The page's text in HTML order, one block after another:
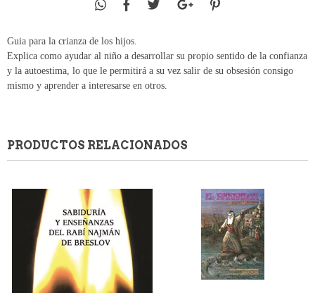
Guia para la crianza de los hijos.
Explica como ayudar al niño a desarrollar su propio sentido de la confianza
y la autoestima, lo que le permitirá a su vez salir de su obsesión consigo
mismo y aprender a interesarse en otros.
PRODUCTOS RELACIONADOS